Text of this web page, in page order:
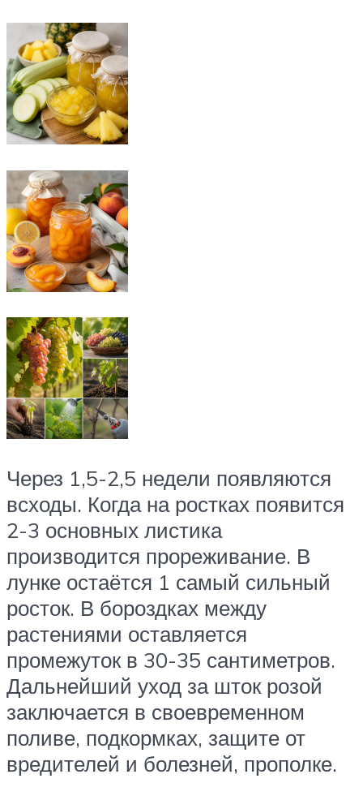
Через 1,5-2,5 недели появляются
всходы. Когда на ростках появится
2-3 основных листика
производится прореживание. В
лунке остаётся 1 самый сильный
росток. В бороздках между
растениями оставляется
промежуток в 30-35 сантиметров.
Дальнейший уход за шток розой
заключается в своевременном
поливе, подкормках, защите от
вредителей и болезней, прополке.